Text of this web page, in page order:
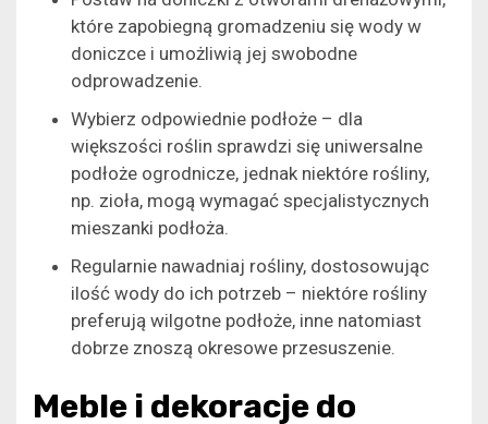
które zapobiegną gromadzeniu się wody w
doniczce i umożliwią jej swobodne
odprowadzenie.
Wybierz odpowiednie podłoże – dla
większości roślin sprawdzi się uniwersalne
podłoże ogrodnicze, jednak niektóre rośliny,
np. zioła, mogą wymagać specjalistycznych
mieszanki podłoża.
Regularnie nawadniaj rośliny, dostosowując
ilość wody do ich potrzeb – niektóre rośliny
preferują wilgotne podłoże, inne natomiast
dobrze znoszą okresowe przesuszenie.
Meble i dekoracje do